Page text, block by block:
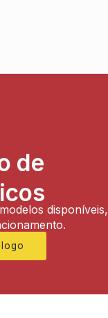
de
disponíveis,